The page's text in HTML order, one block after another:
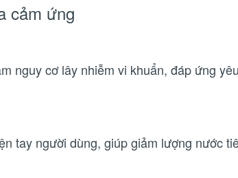
cảm ứng
nguy cơ lây nhiễm vi khuẩn, đáp ứng
tay người dùng, giúp giảm lượng nước